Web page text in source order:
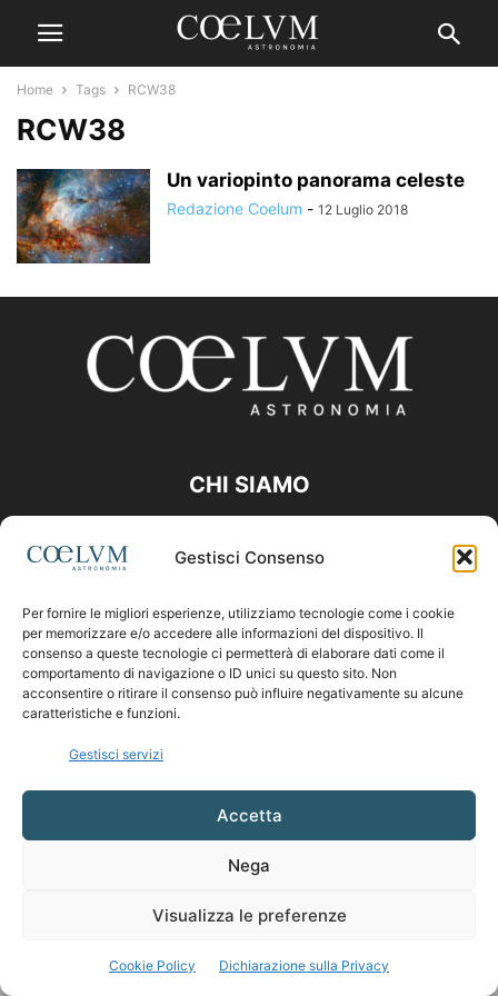
Gestisci Consenso
Per fornire le migliori esperienze, utilizziamo tecnologie come i cookie
per memorizzare e/o accedere alle informazioni del dispositivo. Il
consenso a queste tecnologie ci permetterà di elaborare dati come il
comportamento di navigazione o ID unici su questo sito. Non
acconsentire o ritirare il consenso può influire negativamente su alcune
caratteristiche e funzioni.
Gestisci servizi
Accetta
Nega
Visualizza le preferenze
Cookie Policy Dichiarazione sulla Privacy
Home Tags RCW38
RCW38
Un variopinto panorama celeste
Redazione Coelum - 12 Luglio 2018
CHI SIAMO
Contattaci:coelumastro@coelum.com
SEGUICI